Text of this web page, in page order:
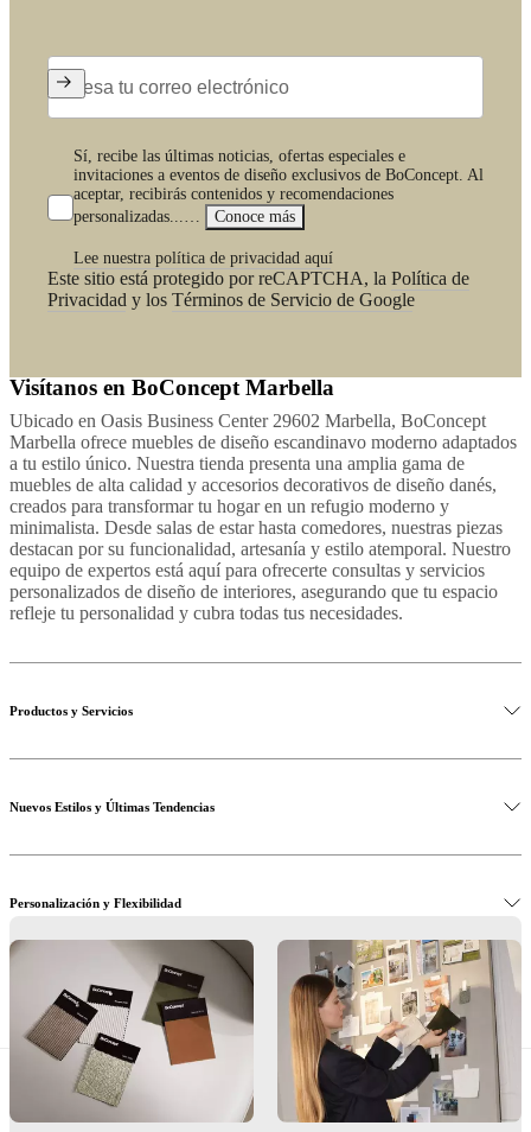
Sí, recibe las últimas noticias, ofertas especiales e
invitaciones a eventos de diseño exclusivos de BoConcept. Al
aceptar, recibirás contenidos y recomendaciones
personalizadas...…
Conoce más
Lee nuestra política de privacidad aquí
Este sitio está protegido por reCAPTCHA, la Política de
Privacidad y los Términos de Servicio de Google
Visítanos en BoConcept Marbella
Ubicado en Oasis Business Center 29602 Marbella, BoConcept
Marbella ofrece muebles de diseño escandinavo moderno adaptados
a tu estilo único. Nuestra tienda presenta una amplia gama de
muebles de alta calidad y accesorios decorativos de diseño danés,
creados para transformar tu hogar en un refugio moderno y
minimalista. Desde salas de estar hasta comedores, nuestras piezas
destacan por su funcionalidad, artesanía y estilo atemporal. Nuestro
equipo de expertos está aquí para ofrecerte consultas y servicios
personalizados de diseño de interiores, asegurando que tu espacio
refleje tu personalidad y cubra todas tus necesidades.
Productos y Servicios
Descubre toda nuestra selección aquí
Nuevos Estilos y Últimas Tendencias
Recibe las últimas tendencias en tu correo
Personalización y Flexibilidad
Sigue estos simples pasos para comenzar
Muebles de Diseño Cerca de Marbella